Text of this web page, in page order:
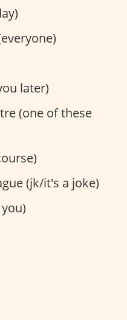
later)
(one of these
(jk/it's a joke)